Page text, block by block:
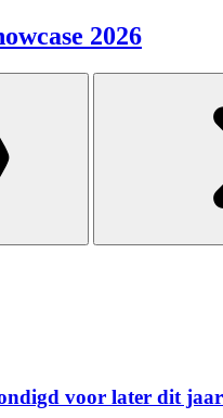
2026
voor later dit jaar